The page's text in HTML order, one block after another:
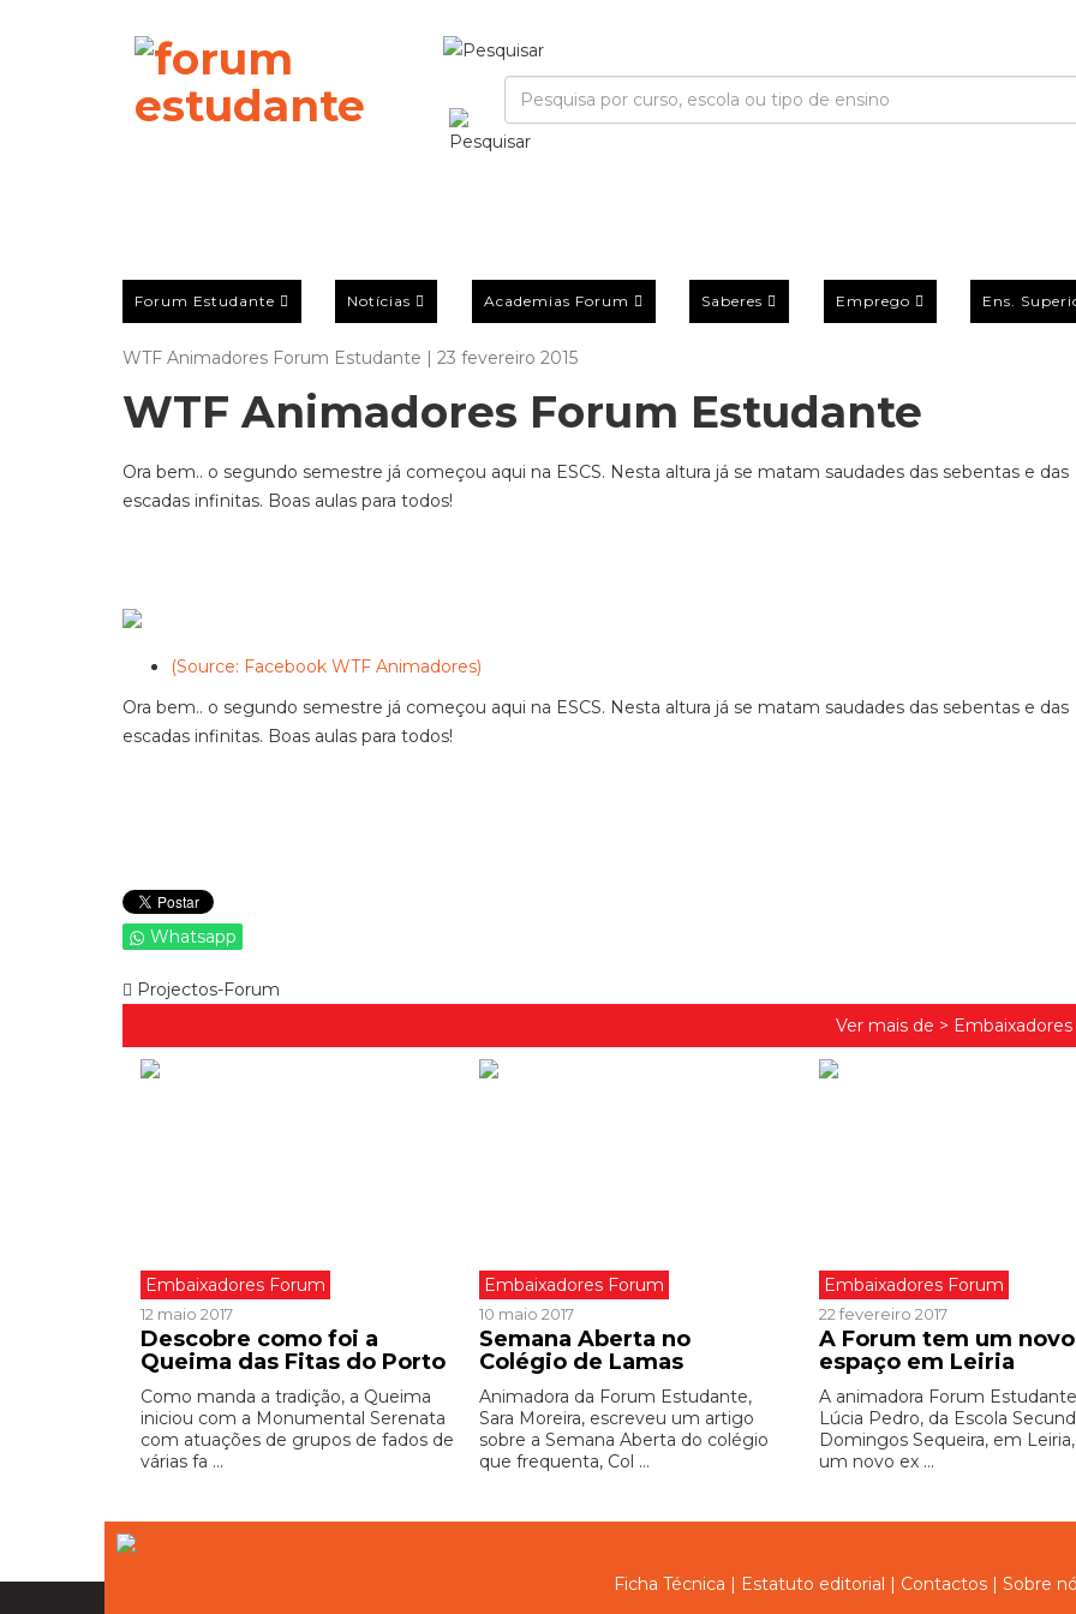
Forum Estudante Notícias Academias Forum Saberes Emprego Ens.
WTF Animadores Forum Estudante | 23 fevereiro 2015
WTF Animadores Forum Estudante
Ora bem.. o segundo semestre já começou aqui na ESCS. Nesta altura já se matam saudades das sebentas e das
escadas infinitas. Boas aulas para todos!
(Source: Facebook WTF Animadores)
Ora bem.. o segundo semestre já começou aqui na ESCS. Nesta altura já se matam saudades das sebentas e das
escadas infinitas. Boas aulas para todos!
Whatsapp
Projectos-Forum
Ver mais de >
Embaixadores Forum
12 maio 2017
Descobre como foi a
Queima das Fitas do Porto
Como manda a tradição, a Queima
iniciou com a Monumental Serenata
com atuações de grupos de fados de
várias fa ...
Embaixadores Forum
10 maio 2017
Semana Aberta no
Colégio de Lamas
Animadora da Forum Estudante,
Sara Moreira, escreveu um artigo
sobre a Semana Aberta do colégio
que frequenta, Col ...
Embaixadores Forum
22 fevereiro 2017
A Forum tem um novo
espaço em Leiria
A animadora Forum
Lúcia Pedro, da Escola
Domingos Sequeira, em
um novo ex ...
Ficha Técnica | Estatuto editorial | Contactos | Sobre